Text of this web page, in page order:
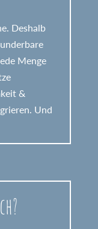
Deshalb
Menge
&
Und